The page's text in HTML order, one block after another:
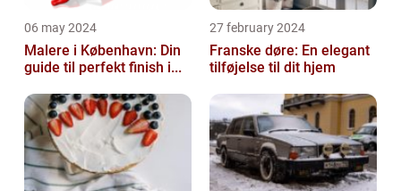
06 may 2024
Malere i København: Din
guide til perfekt finish i...
27 february 2024
Franske døre: En elegant
tilføjelse til dit hjem